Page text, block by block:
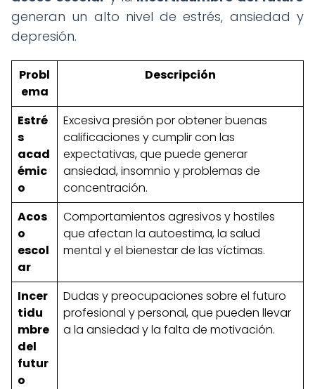
generan un alto nivel de estrés, ansiedad y
depresión.
Probl
ema
Descripción
Estré
s
acad
émic
o
Excesiva presión por obtener buenas
calificaciones y cumplir con las
expectativas, que puede generar
ansiedad, insomnio y problemas de
concentración.
Acos
o
escol
ar
Comportamientos agresivos y hostiles
que afectan la autoestima, la salud
mental y el bienestar de las víctimas.
Incer
tidu
mbre
del
futur
o
Dudas y preocupaciones sobre el futuro
profesional y personal, que pueden llevar
a la ansiedad y la falta de motivación.